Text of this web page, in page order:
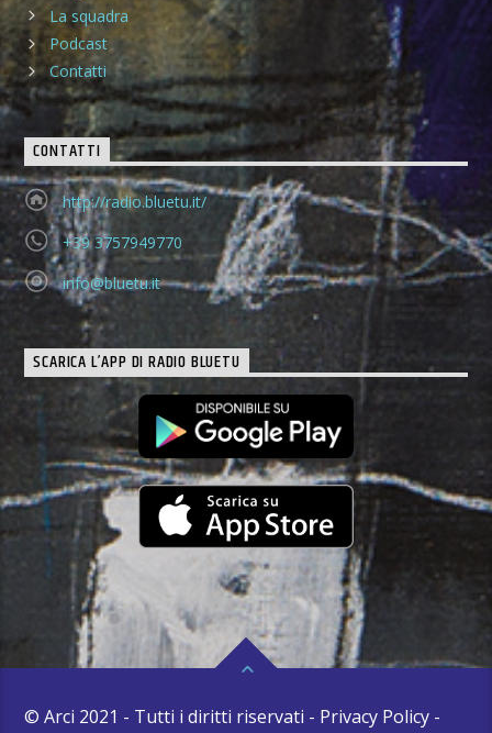
La squadra
Podcast
Contatti
CONTATTI
http://radio.bluetu.it/
+39 3757949770
info@bluetu.it
SCARICA L’APP DI RADIO BLUETU
© Arci 2021 - Tutti i diritti riservati - Privacy Policy -